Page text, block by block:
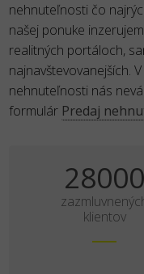
nehnuteľnosti čo
našej ponuke
realitných portáloch,
najnavštevovanejších.
nehnuteľnosti nás
formulár Predaj
35000
klientov